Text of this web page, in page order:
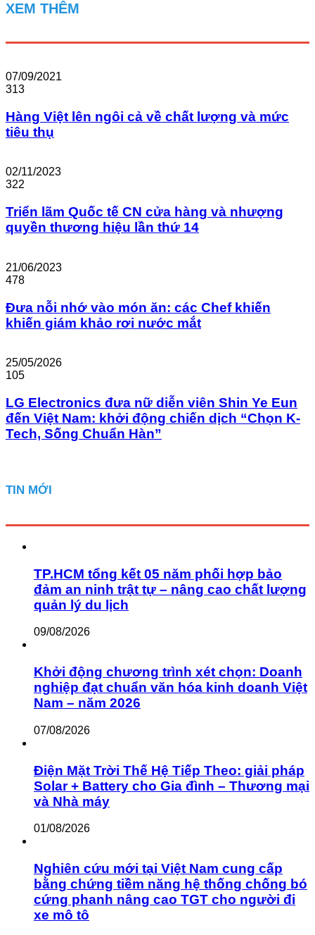
XEM THÊM
07/09/2021
313
Hàng Việt lên ngôi cả về chất lượng và mức
tiêu thụ
02/11/2023
322
Triển lãm Quốc tế CN cửa hàng và nhượng
quyền thương hiệu lần thứ 14
21/06/2023
478
Đưa nỗi nhớ vào món ăn: các Chef khiến
khiến giám khảo rơi nước mắt
25/05/2026
105
LG Electronics đưa nữ diễn viên Shin Ye Eun
đến Việt Nam: khởi động chiến dịch “Chọn K-
Tech, Sống Chuẩn Hàn”
TIN MỚI
TP.HCM tổng kết 05 năm phối hợp bảo
đảm an ninh trật tự – nâng cao chất lượng
quản lý du lịch
09/08/2026
Khởi động chương trình xét chọn: Doanh
nghiệp đạt chuẩn văn hóa kinh doanh Việt
Nam – năm 2026
07/08/2026
Điện Mặt Trời Thế Hệ Tiếp Theo: giải pháp
Solar + Battery cho Gia đình – Thương mại
và Nhà máy
01/08/2026
Nghiên cứu mới tại Việt Nam cung cấp
bằng chứng tiềm năng hệ thống chống bó
cứng phanh nâng cao TGT cho người đi
xe mô tô